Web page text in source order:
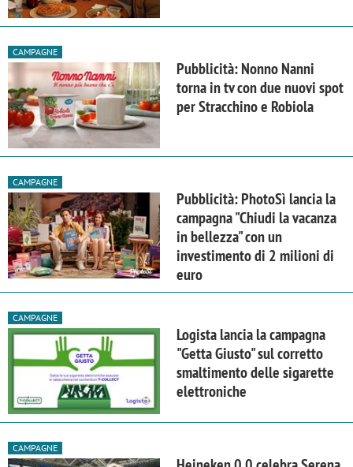
CAMPAGNE
Pubblicità: Nonno Nanni
torna in tv con due nuovi spot
per Stracchino e Robiola
CAMPAGNE
Pubblicità: PhotoSì lancia la
campagna "Chiudi la vacanza
in bellezza" con un
investimento di 2 milioni di
euro
CAMPAGNE
Logista lancia la campagna
"Getta Giusto" sul corretto
smaltimento delle sigarette
elettroniche
CAMPAGNE